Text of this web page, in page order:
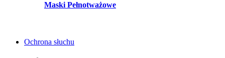
Maski Pełnotważowe
Ochrona słuchu